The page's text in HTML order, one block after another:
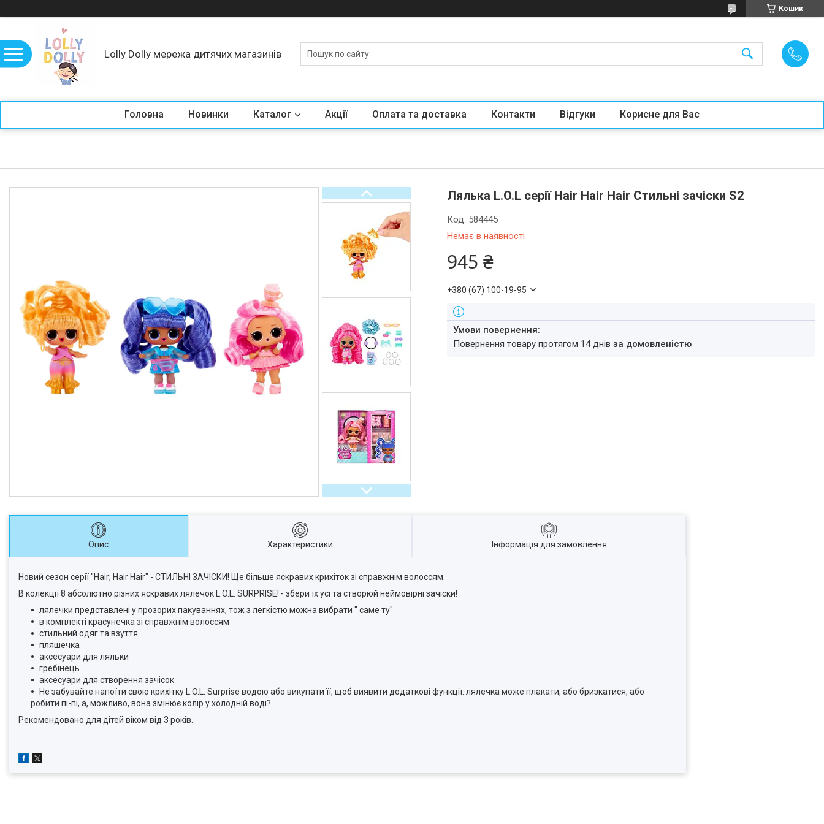
Кошик
Lolly Dolly мережа дитячих магазинів
Головна Новинки Каталог Акції Оплата та доставка Контакти Відгуки Корисне для Вас
Лялька L.O.L серії Hair Hair Hair Стильні зачіски S2
Немає в наявності
Код: 584445
945 ₴
+380 (67) 100-19-95
повернення товару протягом 14 днівза домовленістю
Опис Характеристики Інформація для замовлення
Новий сезон серії "Hair; Hair Hair" - СТИЛЬНІ ЗАЧІСКИ! Ще більше яскравих крихіток зі справжнім волоссям.
В колекції 8 абсолютно різних яскравих лялечок L.O.L. SURPRISE! - збери їх усі та створюй неймовірні зачіски!
лялечки представлені у прозорих пакуваннях, тож з легкістю можна вибрати " саме ту"
в комплекті красунечка зі справжнім волоссям
стильний одяг та взуття
пляшечка
аксесуари для ляльки
гребінець
аксесуари для створення зачісок
Не забувайте напоїти свою крихітку L.O.L. Surprise водою або викупати її, щоб виявити додаткові функції: лялечка може плакати, або бризкатися, або
робити пі-пі, а, можливо, вона змінює колір у холодній воді?
Рекомендовано для дітей віком від 3 років.